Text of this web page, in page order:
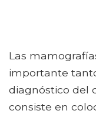
Las
importante
diagnóstico del
consiste en